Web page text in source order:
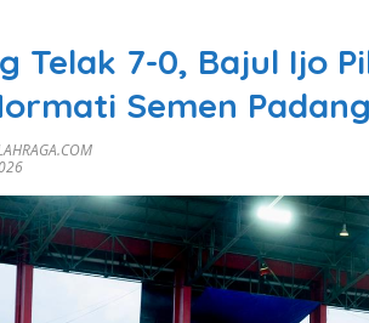
Telak 7-0, Bajul Ijo
Semen Padang